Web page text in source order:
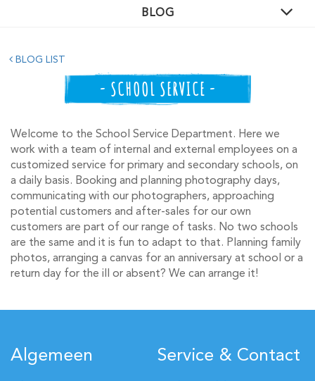
BLOG
BLOG LIST
- SCHOOL SERVICE -
Welcome to the School Service Department. Here we
work with a team of internal and external employees on a
customized service for primary and secondary schools, on
a daily basis. Booking and planning photography days,
communicating with our photographers, approaching
potential customers and after-sales for our own
customers are part of our range of tasks. No two schools
are the same and it is fun to adapt to that. Planning family
photos, arranging a canvas for an anniversary at school or a
return day for the ill or absent? We can arrange it!
Algemeen Service & Contact